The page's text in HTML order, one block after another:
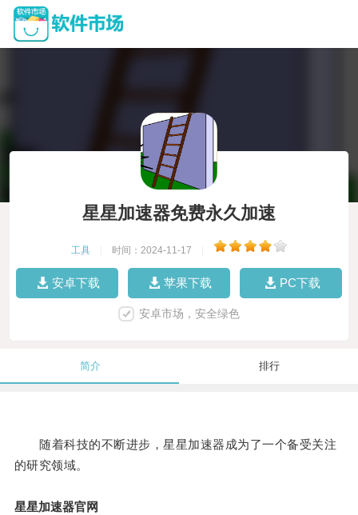
星星加速器免费永久加速
工具 时间：2024-11-17
安卓下载 苹果下载 PC下载
安卓市场，安全绿色
简介 排行
随着科技的不断进步，星星加速器成为了一个备受关注
的研究领域。
星星加速器官网